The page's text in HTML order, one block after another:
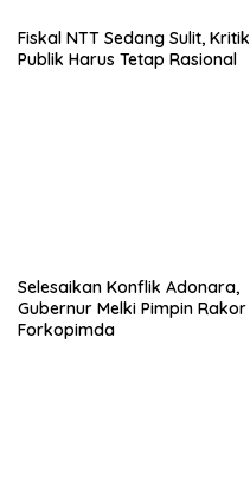
Fiskal NTT Sedang Sulit, Kritik
Publik Harus Tetap Rasional
Selesaikan Konflik Adonara,
Gubernur Melki Pimpin Rakor
Forkopimda